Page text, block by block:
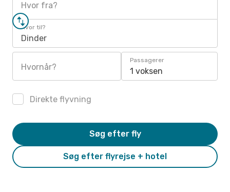
Hvor fra?
Hvor til?
Dinder
Hvornår?
Passagerer
1 voksen
Direkte flyvning
Søg efter flyrejse + hotel
Søg efter fly